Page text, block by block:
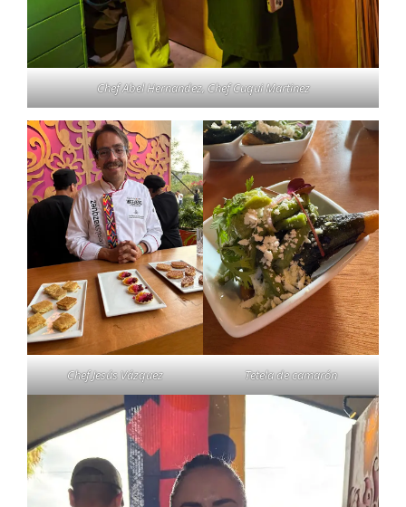
Chef Abel Hernandez, Chef Cuqui Martinez
Chef Jesús Vázquez Tetela de camarón